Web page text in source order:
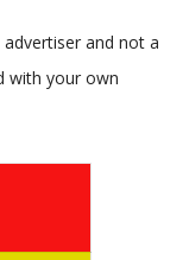
and not a
with your own